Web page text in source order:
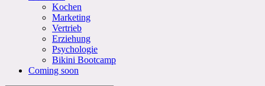
Kochen
Marketing
Vertrieb
Erziehung
Psychologie
Bikini Bootcamp
Coming soon